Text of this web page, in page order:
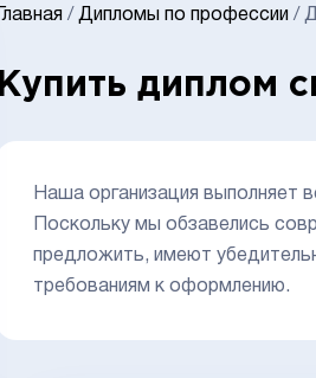
Главная /Дипломы по профессии /
Купить диплом
Наша организация выполняет
Поскольку мы обзавелись
предложить, имеют
требованиям к оформлению.